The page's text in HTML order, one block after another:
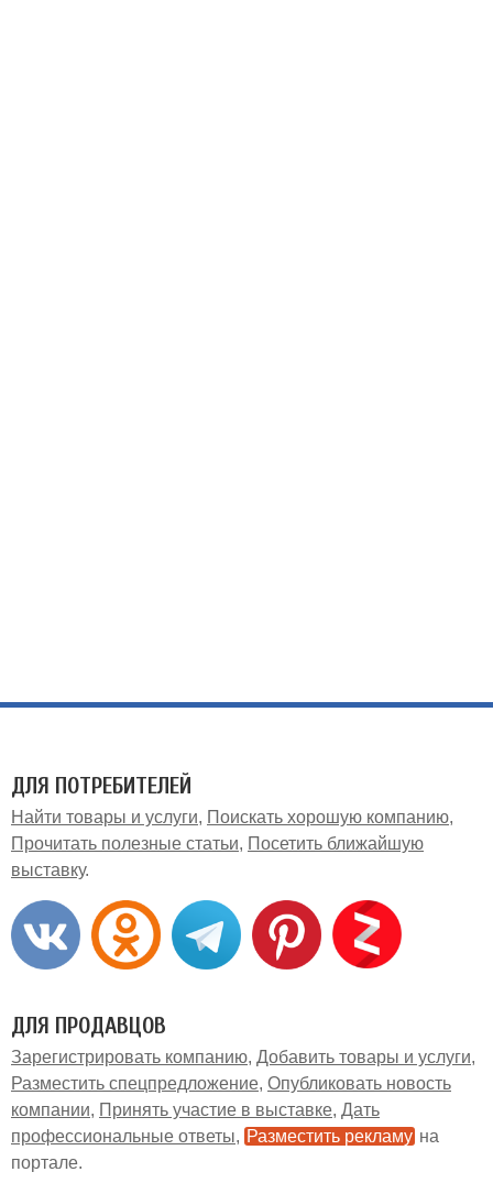
ДЛЯ ПОТРЕБИТЕЛЕЙ
Найти товары и услуги
Поискать хорошую компанию
Прочитать полезные статьи
Посетить ближайшую
выставку
ДЛЯ ПРОДАВЦОВ
Зарегистрировать компанию Добавить товары и услуги
Разместить спецпредложение Опубликовать новость
компании
Принять участие в выставке Дать
профессиональные ответы
Разместить рекламу на
портале